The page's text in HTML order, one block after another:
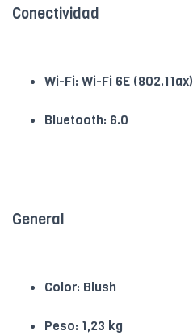
Conectividad
Wi-Fi: Wi-Fi 6E (802.11ax)
Bluetooth: 6.0
General
Color: Blush
Peso: 1,23 kg